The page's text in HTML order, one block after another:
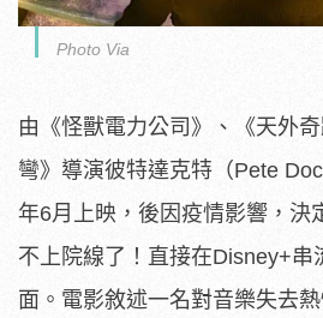
Photo Via
由《怪獸電力公司》、《天外
彎》導演彼特達克特（Pete
年6月上映，後因疫情影響，決
不上院線了！直接在Disney+串
面。電影敘述一名對音樂失去